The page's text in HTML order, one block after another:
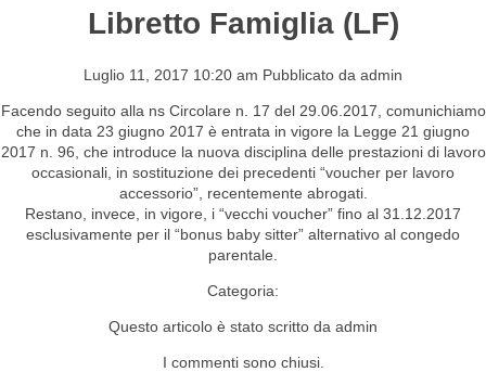
Libretto Famiglia (LF)
Luglio 11, 2017 10:20 am Pubblicato da admin
Facendo seguito alla ns Circolare n. 17 del 29.06.2017, comunichiamo
che in data 23 giugno 2017 è entrata in vigore la Legge 21 giugno
2017 n. 96, che introduce la nuova disciplina delle prestazioni di lavoro
occasionali, in sostituzione dei precedenti “voucher per lavoro
accessorio”, recentemente abrogati.
Restano, invece, in vigore, i “vecchi voucher” fino al 31.12.2017
esclusivamente per il “bonus baby sitter” alternativo al congedo
parentale.
Categoria:
Questo articolo è stato scritto da admin
I commenti sono chiusi.